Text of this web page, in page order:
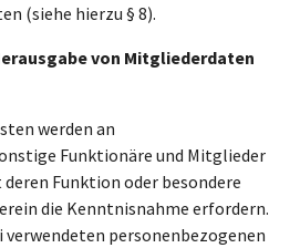
(siehe hierzu § 8).
von Mitgliederdaten
werden an
Funktionäre und Mitglieder
Funktion oder besondere
die Kenntnisnahme erfordern.
verwendeten personenbezogenen